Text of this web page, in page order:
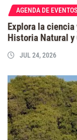
AGENDA DE EVENTOS
Explora la
Historia Natural
JUL 24, 2026